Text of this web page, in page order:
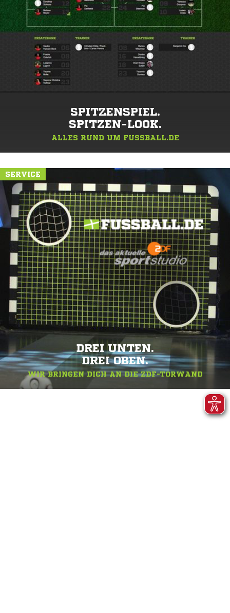
SPITZENSPIEL.
SPITZEN-LOOK.
ALLES RUND UM FUSSBALL.DE
SERVICE
DREI UNTEN.
DREI OBEN.
WIR BRINGEN DICH AN DIE ZDF-TORWAND